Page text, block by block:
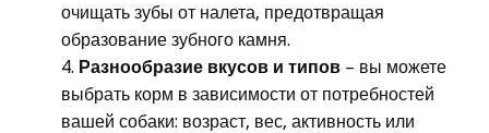
очищать зубы от налета, предотвращая
образование зубного камня.
Разнообразие вкусов и типов – вы можете
выбрать корм в зависимости от потребностей
вашей собаки: возраст, вес, активность или